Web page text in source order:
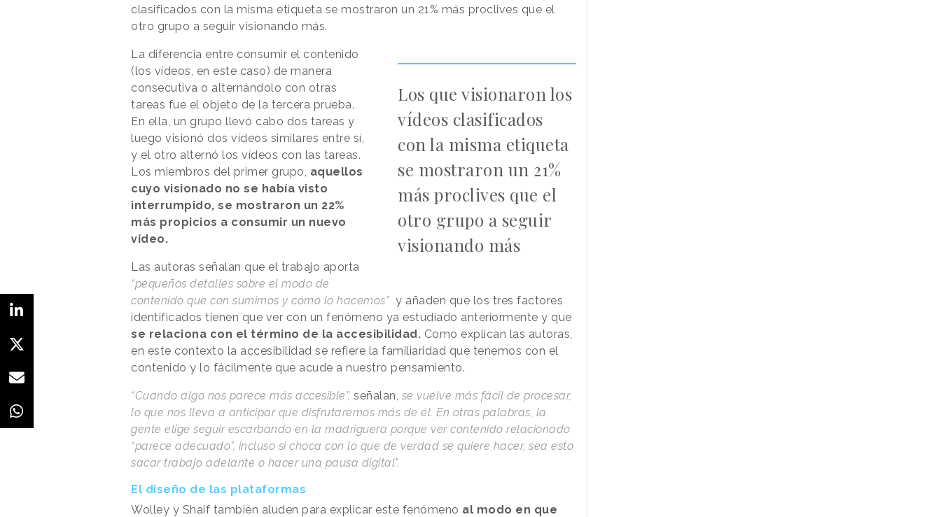
clasificados con la misma etiqueta se mostraron un 21% más proclives que el
otro grupo a seguir visionando más.
Los que visionaron los
vídeos clasificados
con la misma etiqueta
se mostraron un 21%
más proclives que el
otro grupo a seguir
visionando más
La diferencia entre consumir el contenido
(los vídeos, en este caso) de manera
consecutiva o alternándolo con otras
tareas fue el objeto de la tercera prueba.
En ella, un grupo llevó cabo dos tareas y
luego visionó dos vídeos similares entre sí,
y el otro alternó los vídeos con las tareas.
Los miembros del primer grupo, aquellos
cuyo visionado no se había visto
interrumpido, se mostraron un 22%
más propicios a consumir un nuevo
vídeo.
Las autoras señalan que el trabajo aporta
“pequeños detalles sobre el modo de
contenido que con sumimos y cómo lo hacemos” y añaden que los tres factores
identificados tienen que ver con un fenómeno ya estudiado anteriormente y que
se relaciona con el término de la accesibilidad. Como explican las autoras,
en este contexto la accesibilidad se refiere la familiaridad que tenemos con el
contenido y lo fácilmente que acude a nuestro pensamiento.
“Cuando algo nos parece más accesible”, señalan, se vuelve más fácil de procesar,
lo que nos lleva a anticipar que disfrutaremos más de él. En otras palabras, la
gente elige seguir escarbando en la madriguera porque ver contenido relacionado
“parece adecuado”, incluso si choca con lo que de verdad se quiere hacer, sea esto
sacar trabajo adelante o hacer una pausa digital".
El diseño de las plataformas
Wolley y Shaif también aluden para explicar este fenómeno al modo en que